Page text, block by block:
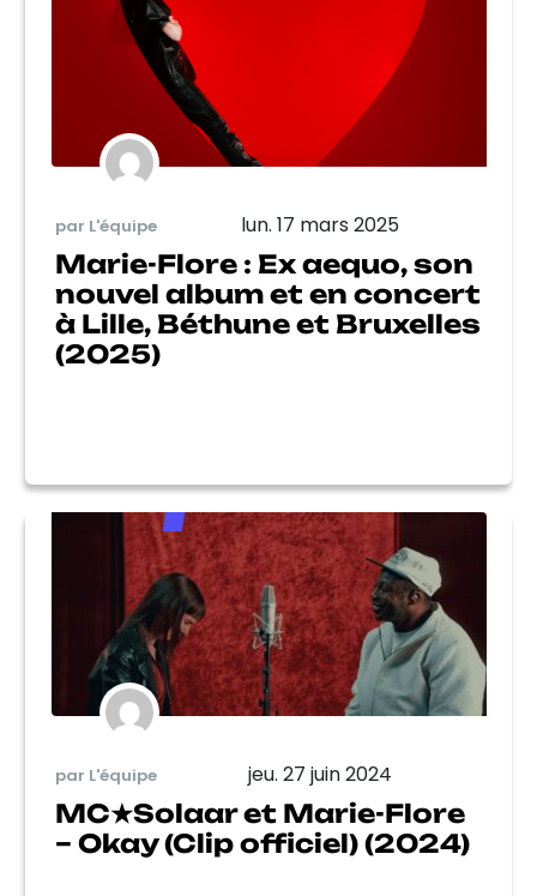
par L'équipe lun. 17 mars 2025
Marie-Flore : Ex aequo, son
nouvel album et en concert
à Lille, Béthune et Bruxelles
(2025)
par L'équipe jeu. 27 juin 2024
MC★Solaar et Marie-Flore
– Okay (Clip officiel) (2024)